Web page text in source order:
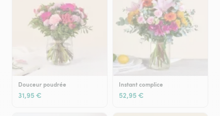
Douceur poudrée
31,95 €
Instant complice
52,95 €